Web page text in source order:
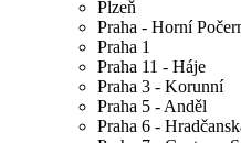
Plzeň
Praha - Horní
Praha 1
Praha 11 - Háje
Praha 3 - Korunní
Praha 5 - Anděl
Praha 6 -